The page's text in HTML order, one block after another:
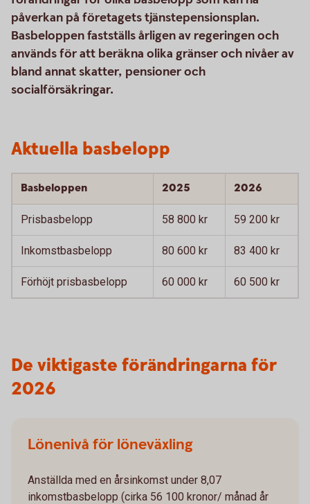
påverkan på företagets tjänstepensionsplan.
Basbeloppen fastställs årligen av regeringen och
används för att beräkna olika gränser och nivåer av
bland annat skatter, pensioner och
socialförsäkringar.
Aktuella basbelopp
Basbeloppen 2025 2026
Prisbasbelopp 58 800 kr 59 200 kr
Inkomstbasbelopp 80 600 kr 83 400 kr
Förhöjt prisbasbelopp 60 000 kr 60 500 kr
De viktigaste förändringarna för
2026
Lönenivå för löneväxling
Anställda med en årsinkomst under 8,07
inkomstbasbelopp (cirka 56 100 kronor/ månad år